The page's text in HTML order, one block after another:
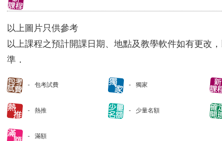
以上圖片只供參考
以上課程之預計開課日期、地點及教學軟件如有更改
準．
包考試費 獨家
熱推 少量名額
滿額